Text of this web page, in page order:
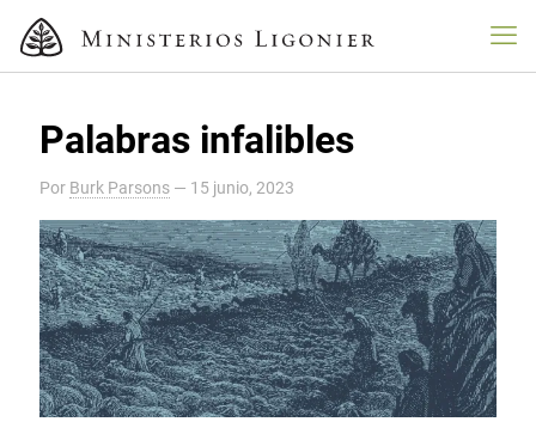
Palabras infalibles
Por Burk Parsons — 15 junio, 2023